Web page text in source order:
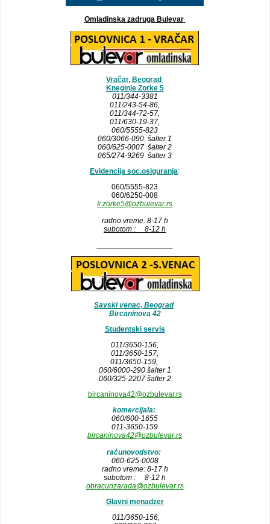
Omladinska zadruga Bulevar
Vračar, Beograd
Kneginje Zorke 5
011/344-3381
011/243-54-86,
011/344-72-57,
011/630-19-37,
060/5555-823
060/3066-090 šalter 1
060/625-0007 šalter 2
065/274-9269 šalter 3
Evidencija soc.osiguranja:
060/5555-823
060/6250-008
k.zorke5@ozbulevar.rs
radno vreme: 8-17 h
subotom : 8-12 h
Savski venac, Beograd
Bircaninova 42
Studentski servis
011/3650-156,
011/3650-157,
011/3650-159,
060/6000-290 šalter 1
060/325-2207 šalter 2
bircaninova42@ozbulevar.rs
komercijala:
060/600-1655
011-3650-159
bircaninova42@ozbulevar.rs
računovodstvo:
060-625-0008
radno vreme: 8-17 h
subotom : 8-12 h
obracunzarada@ozbulevar.rs
Glavni menadzer
011/3650-156,